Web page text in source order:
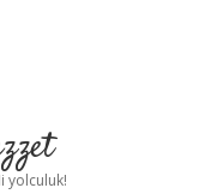
yolculuk!